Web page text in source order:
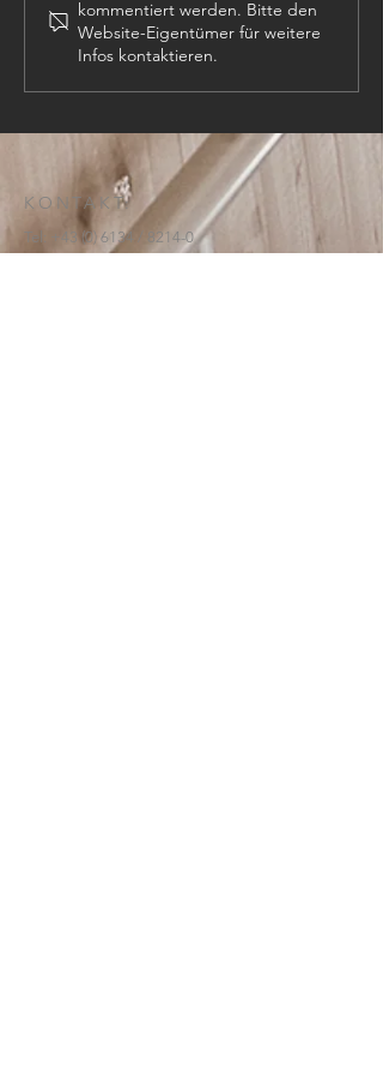
kommentiert werden. Bitte den
Website-Eigentümer für weitere
Infos kontaktieren.
KONTAKT:
Tel: +43 (0) 6134
/ 8214-0
Email:office@htl-hallstatt.at